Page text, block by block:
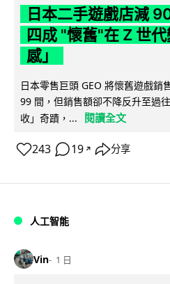
日本二手遊戲店減
四成 "懷舊"在 Z 世
感」
日本零售巨頭 GEO 將懷舊遊戲銷
99 間，但銷售額卻不降反升至過
收」奇蹟，...
閱讀全文
243 19 ↗ 分享
人工智能
Vin 1 日